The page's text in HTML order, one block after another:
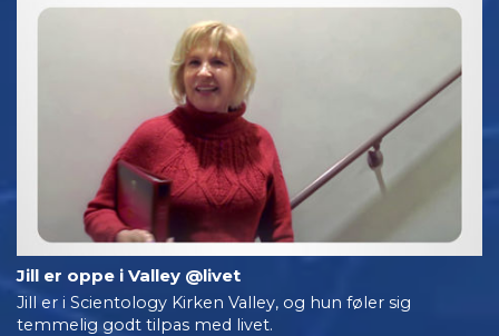
Jill er oppe i Valley @livet
Jill er i Scientology Kirken Valley, og hun føler sig
temmelig godt tilpas med livet.